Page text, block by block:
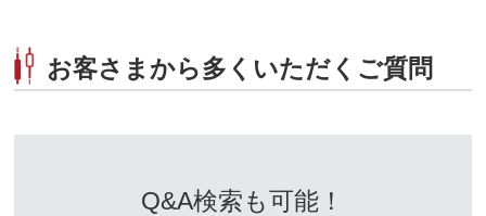
お客さまから多くいただくご質問
Q&Aキューアンドエー
検索も可能！